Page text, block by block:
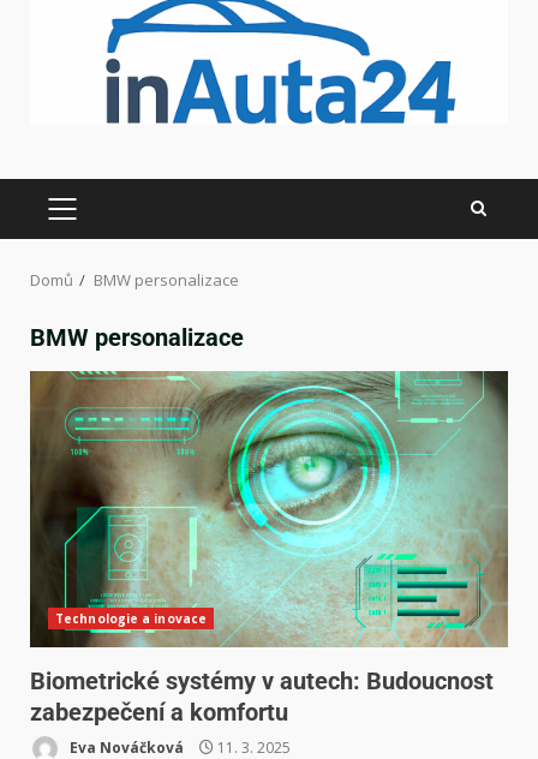
Domů BMW personalizace
BMW personalizace
Technologie a inovace
Biometrické systémy v autech: Budoucnost
zabezpečení a komfortu
Eva Nováčková 11. 3. 2025